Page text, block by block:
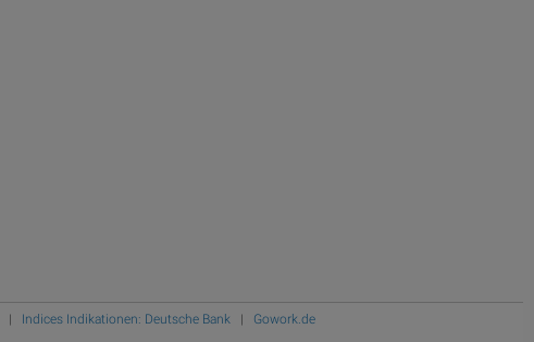
| Indices Indikationen: Deutsche Bank | Gowork.de